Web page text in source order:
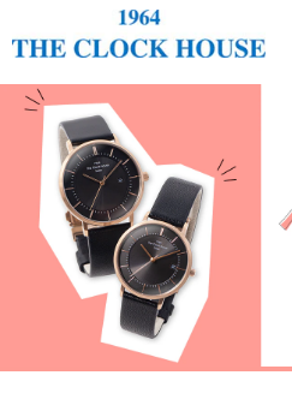
THE CLOCK HOUSE オ
修理・電
オンライン